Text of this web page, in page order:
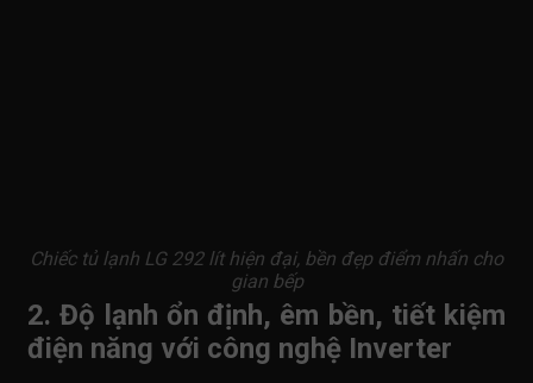
Chiếc tủ lạnh LG 292 lít hiện đại, bền đẹp điểm nhấn cho
gian bếp
2. Độ lạnh ổn định, êm bền, tiết kiệm
điện năng với công nghệ Inverter